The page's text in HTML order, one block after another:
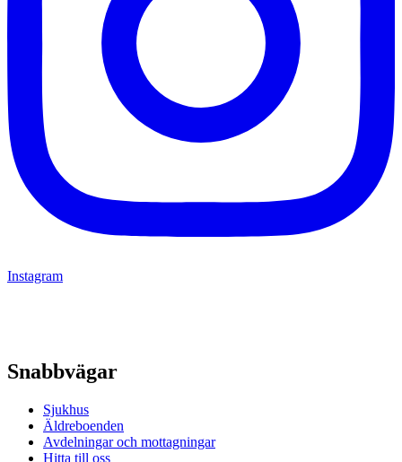
Instagram
Snabbvägar
Sjukhus
Äldreboenden
Avdelningar och mottagningar
Hitta till oss